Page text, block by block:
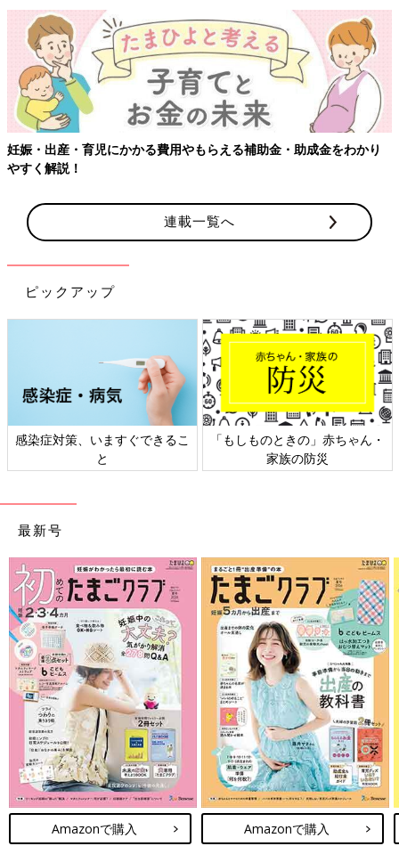
妊娠・出産・育児にかかる費用やもらえる補助金・助成金をわかり
やすく解説！
連載一覧へ
ピックアップ
感染症対策、いますぐできるこ
と
「もしものときの」赤ちゃん・
家族の防災
最新号
Amazonで購入 Amazonで購入